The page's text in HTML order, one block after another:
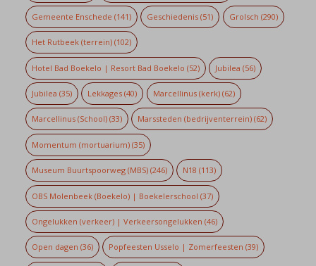
Gemeente Enschede (141) Geschiedenis (51) Grolsch (290)
Het Rutbeek (terrein)(102)
Hotel Bad Boekelo | Resort Bad Boekelo (52) Jubilea (56)
Jubilea (35) Lekkages (40) Marcellinus (kerk)(62)
Marcellinus (School)(33) Marssteden (bedrijventerrein) (62)
Momentum (mortuarium)(35)
Museum Buurtspoorweg (MBS)(246) N18 (113)
OBS Molenbeek (Boekelo) | Boekelerschool (37)
Ongelukken (verkeer) | Verkeersongelukken (46)
Open dagen (36) Popfeesten Usselo | Zomerfeesten (39)